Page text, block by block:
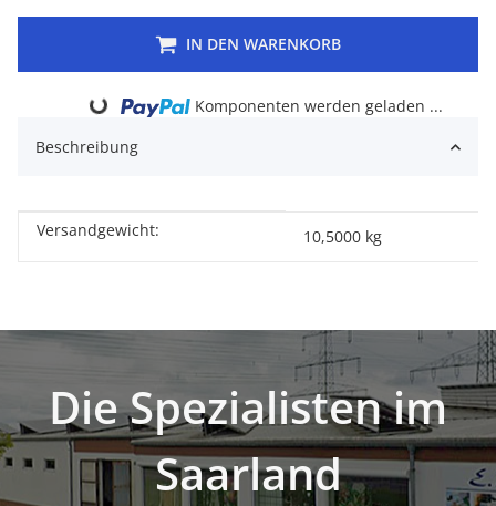
IN DEN WARENKORB
Loading...
Komponenten werden geladen ...
Beschreibung
Produkteigenschaft
Wert
Versandgewicht: 10,5000 kg
Die Spezialisten im
Saarland